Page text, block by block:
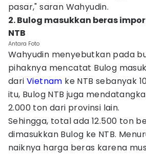
pasar," saran Wahyudin.
2. Bulog masukkan beras impor
NTB
Antara Foto
Wahyudin menyebutkan pada
pihaknya mencatat Bulog
dari Vietnam ke NTB sebanyak
itu, Bulog NTB juga
2.000 ton dari provinsi lain.
Sehingga, total ada 12.500 ton
dimasukkan Bulog ke NTB.
naiknya harga beras karena